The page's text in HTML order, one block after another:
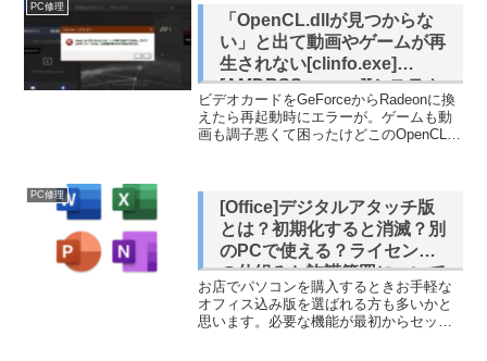
BY50S、このバッテ...
PC修理
「OpenCL.dllが見つからな
い」と出て動画やゲームが再
生されない[clinfo.exe]
[AMDRSServ.exe][システム
エラー]
ビデオカードをGeForceからRadeonに換
えたら再起動時にエラーが。ゲームも動
画も調子悪くて困ったけどこのOpenCLっ
PC修理
[Office]デジタルアタッチ版
とは？初期化すると消滅？別
のPCで使える？ライセンス
の仕組みと許諾範囲について
[DA版][バンドル版][2025]
お店でパソコンを購入するときお手軽な
オフィス込み版を選ばれる方も多いかと
思います。必要な機能が最初からセット